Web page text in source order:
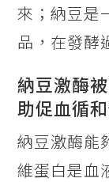
來；納豆是
品，在發酵
納豆激酶
助促血循
納豆激酶能
維蛋白是血